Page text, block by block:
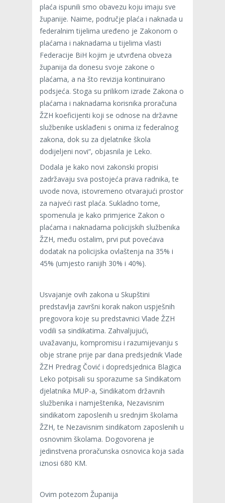
plaća ispunili smo obavezu koju imaju sve
županije. Naime, područje plaća i naknada u
federalnim tijelima uređeno je Zakonom o
plaćama i naknadama u tijelima vlasti
Federacije BiH kojim je utvrđena obveza
županija da donesu svoje zakone o
plaćama, a na što revizija kontinuirano
podsjeća. Stoga su prilikom izrade Zakona o
plaćama i naknadama korisnika proračuna
ŽZH koeficijenti koji se odnose na državne
službenike usklađeni s onima iz federalnog
zakona, dok su za djelatnike škola
dodijeljeni novi“, objasnila je Leko.
Dodala je kako novi zakonski propisi
zadržavaju sva postojeća prava radnika, te
uvode nova, istovremeno otvarajući prostor
za najveći rast plaća. Sukladno tome,
spomenula je kako primjerice Zakon o
plaćama i naknadama policijskih službenika
ŽZH, među ostalim, prvi put povećava
dodatak na policijska ovlaštenja na 35% i
45% (umjesto ranijih 30% i 40%).
Usvajanje ovih zakona u Skupštini
predstavlja završni korak nakon uspješnih
pregovora koje su predstavnici Vlade ŽZH
vodili sa sindikatima. Zahvaljujući,
uvažavanju, kompromisu i razumijevanju s
obje strane prije par dana predsjednik Vlade
ŽZH Predrag Čović i dopredsjednica Blagica
Leko potpisali su sporazume sa Sindikatom
djelatnika MUP-a, Sindikatom državnih
službenika i namještenika, Nezavisnim
sindikatom zaposlenih u srednjim školama
ŽZH, te Nezavisnim sindikatom zaposlenih u
osnovnim školama. Dogovorena je
jedinstvena proračunska osnovica koja sada
iznosi 680 KM.
Ovim potezom Županija